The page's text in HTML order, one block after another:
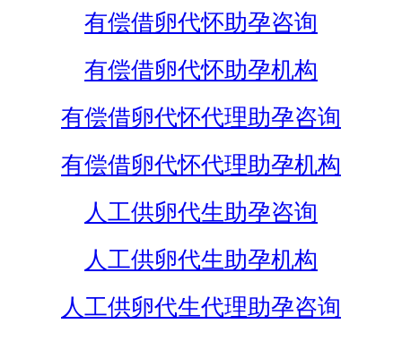
有偿借卵代怀助孕咨询
有偿借卵代怀助孕机构
有偿借卵代怀代理助孕咨询
有偿借卵代怀代理助孕机构
人工供卵代生助孕咨询
人工供卵代生助孕机构
人工供卵代生代理助孕咨询